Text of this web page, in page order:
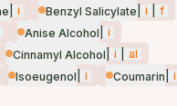
i Benzyl Salicylate i
f
Anise Alcohol
i
Cinnamyl Alcohol i
al
Isoeugenol i Coumarin
i